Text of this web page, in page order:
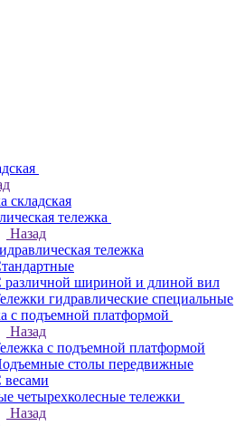
складская
тележка
Назад
тележка
различной шириной и длиной вил
гидравлические специальные
с подъемной платформой
Назад
с подъемной платформой
столы передвижные
весами
четырехколесные тележки
Назад